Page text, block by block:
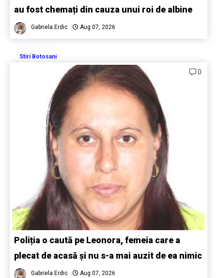
au fost chemați din cauza unui roi de albine
Gabriela Erdic Aug 07, 2026
Stiri Botosani
0
Poliția o caută pe Leonora, femeia care a
plecat de acasă și nu s-a mai auzit de ea nimic
Gabriela Erdic Aug 07, 2026